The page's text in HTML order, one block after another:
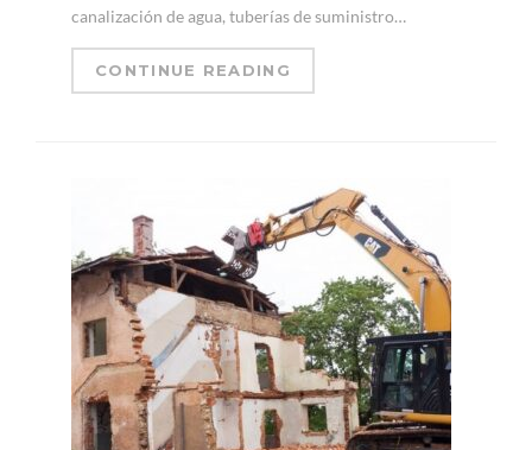
canalización de agua, tuberías de suministro…
CONTINUE READING